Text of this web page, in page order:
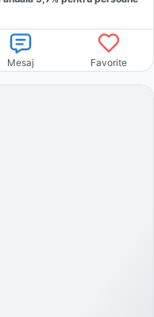
Mesaj Favorite